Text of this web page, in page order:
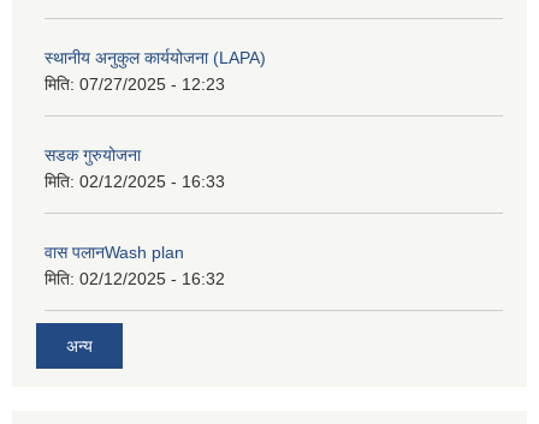
स्थानीय अनुकुल कार्ययोजना (LAPA)
मिति: 07/27/2025 - 12:23
सडक गुरुयोजना
मिति: 02/12/2025 - 16:33
वास पलानWash plan
मिति: 02/12/2025 - 16:32
अन्य